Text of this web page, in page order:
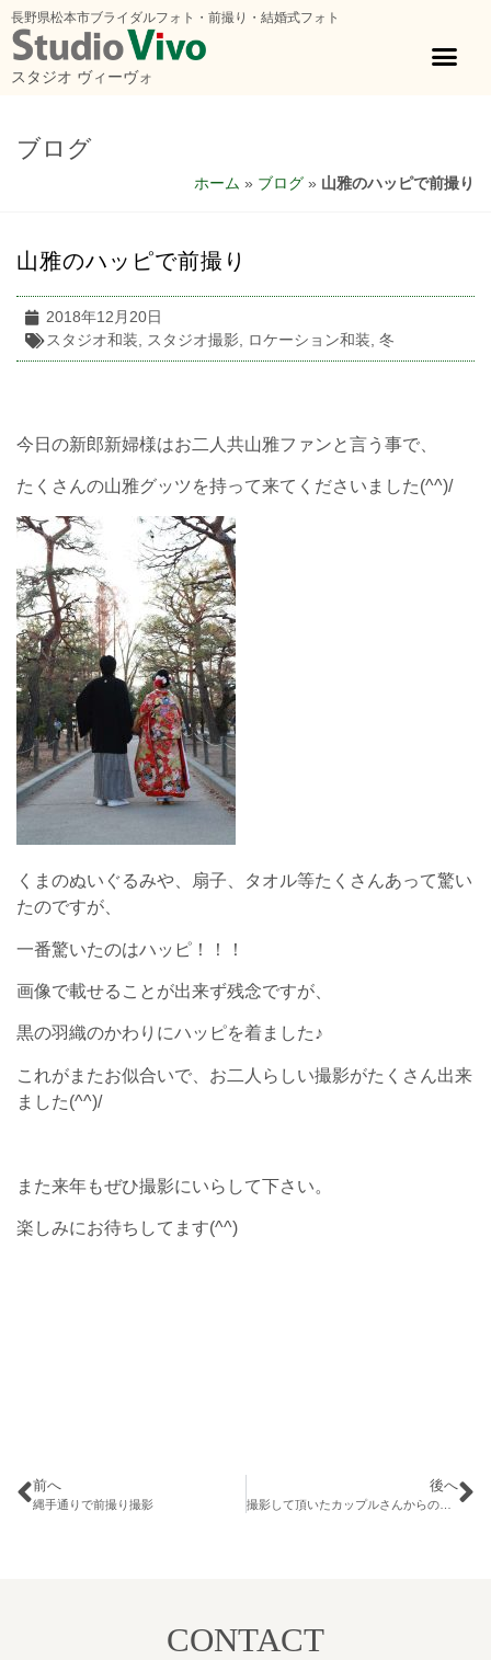
長野県松本市ブライダルフォト・前撮り・結婚式フォト
スタジオ ヴィーヴォ
ブログ
ホーム » ブログ » 山雅のハッピで前撮り
山雅のハッピで前撮り
2018年12月20日
スタジオ和装
スタジオ撮影 ロケーション和装 冬
今日の新郎新婦様はお二人共山雅ファンと言う事で、
たくさんの山雅グッツを持って来てくださいました(^^)/
くまのぬいぐるみや、扇子、タオル等たくさんあって驚い
たのですが、
一番驚いたのはハッピ！！！
画像で載せることが出来ず残念ですが、
黒の羽織のかわりにハッピを着ました♪
これがまたお似合いで、お二人らしい撮影がたくさん出来
ました(^^)/
また来年もぜひ撮影にいらして下さい。
楽しみにお待ちしてます(^^)
前へ
縄手通りで前撮り撮影
後へ
撮影して頂いたカップルさんからのアンケートです
CONTACT